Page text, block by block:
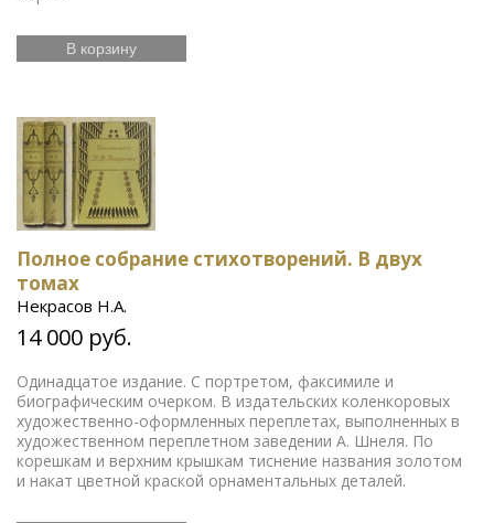
В корзину
Полное собрание стихотворений. В двух
томах
Некрасов Н.А.
14 000 руб.
Одинадцатое издание. С портретом, факсимиле и
биографическим очерком. В издательских коленкоровых
художественно-оформленных переплетах, выполненных в
художественном переплетном заведении А. Шнеля. По
корешкам и верхним крышкам тиснение названия золотом
и накат цветной краской орнаментальных деталей.